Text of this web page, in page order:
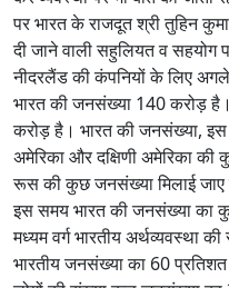
पर भारत के राजदूत श्री तुहिन
दी जाने वाली सहुलियत व सहयोग
नीदरलैंड की कंपनियों के लिए
भारत की जनसंख्या 140 करोड़
करोड़ है। भारत की जनसंख्या,
अमेरिका और दक्षिणी अमेरिका
रूस की कुछ जनसंख्या मिलाई जाए
इस समय भारत की जनसंख्या का
मध्यम वर्ग भारतीय अर्थव्यवस्था
भारतीय जनसंख्या का 60